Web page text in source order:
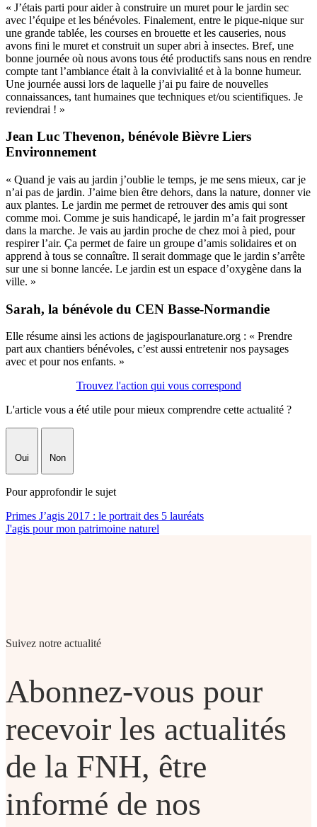
« J’étais parti pour aider à construire un muret pour le jardin sec
avec l’équipe et les bénévoles. Finalement, entre le pique-nique sur
une grande tablée, les courses en brouette et les causeries, nous
avons fini le muret et construit un super abri à insectes. Bref, une
bonne journée où nous avons tous été productifs sans nous en rendre
compte tant l’ambiance était à la convivialité et à la bonne humeur.
Une journée aussi lors de laquelle j’ai pu faire de nouvelles
connaissances, tant humaines que techniques et/ou scientifiques. Je
reviendrai ! »
Jean Luc Thevenon, bénévole Bièvre Liers
Environnement
« Quand je vais au jardin j’oublie le temps, je me sens mieux, car je
n’ai pas de jardin. J’aime bien être dehors, dans la nature, donner vie
aux plantes. Le jardin me permet de retrouver des amis qui sont
comme moi. Comme je suis handicapé, le jardin m’a fait progresser
dans la marche. Je vais au jardin proche de chez moi à pied, pour
respirer l’air. Ça permet de faire un groupe d’amis solidaires et on
apprend à tous se connaître. Il serait dommage que le jardin s’arrête
sur une si bonne lancée. Le jardin est un espace d’oxygène dans la
ville. »
Sarah, la bénévole du CEN Basse-Normandie
Elle résume ainsi les actions de jagispourlanature.org : « Prendre
part aux chantiers bénévoles, c’est aussi entretenir nos paysages
avec et pour nos enfants. »
Trouvez l'action qui vous correspond
L'article vous a été utile pour mieux comprendre cette actualité ?
Oui Non
Pour approfondir le sujet
Primes J’agis 2017 : le portrait des 5 lauréats
J'agis pour mon patrimoine naturel
Suivez notre actualité
Abonnez-vous pour
recevoir les actualités
de la FNH, être
informé de nos